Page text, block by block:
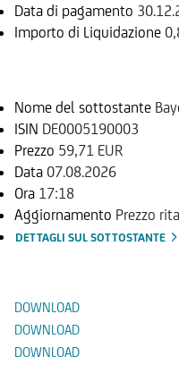
Data di pagamento
Importo di Liquidazione
Nome del sottostante
ISIN DE0005190003
Prezzo 59,71 EUR
Data 07.08.2026
Ora 17:18
Aggiornamento Prezzo
DETTAGLI SUL SOTTOSTANTE
DOWNLOAD
DOWNLOAD
DOWNLOAD